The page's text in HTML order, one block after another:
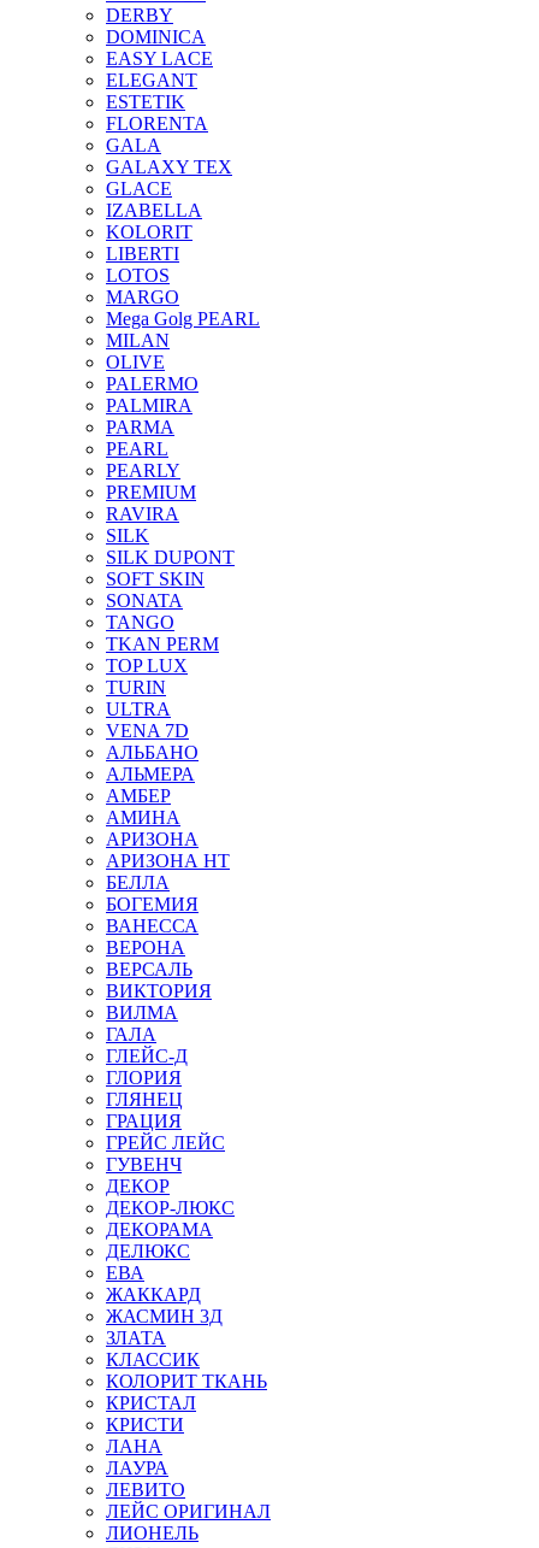
DERBY
DOMINICA
EASY LACE
ELEGANT
ESTETIK
FLORENTA
GALA
GALAXY TEX
GLACE
IZABELLA
KOLORIT
LIBERTI
LOTOS
MARGO
Mega Golg PEARL
MILAN
OLIVE
PALERMO
PALMIRA
PARMA
PEARL
PEARLY
PREMIUM
RAVIRA
SILK
SILK DUPONT
SOFT SKIN
SONATA
TANGO
TKAN PERM
TOP LUX
TURIN
ULTRA
VENA 7D
АЛЬБАНО
АЛЬМЕРА
АМБЕР
АМИНА
АРИЗОНА
АРИЗОНА НТ
БЕЛЛА
БОГЕМИЯ
ВАНЕССА
ВЕРОНА
ВЕРСАЛЬ
ВИКТОРИЯ
ВИЛМА
ГАЛА
ГЛЕЙС-Д
ГЛОРИЯ
ГЛЯНЕЦ
ГРАЦИЯ
ГРЕЙС ЛЕЙС
ГУВЕНЧ
ДЕКОР
ДЕКОР-ЛЮКС
ДЕКОРАМА
ДЕЛЮКС
ЕВА
ЖАККАРД
ЖАСМИН 3Д
ЗЛАТА
КЛАССИК
КОЛОРИТ ТКАНЬ
КРИСТАЛ
КРИСТИ
ЛАНА
ЛАУРА
ЛЕВИТО
ЛЕЙС ОРИГИНАЛ
ЛИОНЕЛЬ